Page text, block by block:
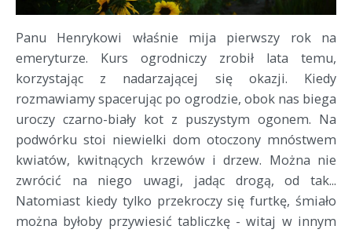
Panu Henrykowi właśnie mija pierwszy rok na
emeryturze. Kurs ogrodniczy zrobił lata temu,
korzystając z nadarzającej się okazji. Kiedy
rozmawiamy spacerując po ogrodzie, obok nas biega
uroczy czarno-biały kot z puszystym ogonem. Na
podwórku stoi niewielki dom otoczony mnóstwem
kwiatów, kwitnących krzewów i drzew. Można nie
zwrócić na niego uwagi, jadąc drogą, od tak...
Natomiast kiedy tylko przekroczy się furtkę, śmiało
można byłoby przywiesić tabliczkę - witaj w innym